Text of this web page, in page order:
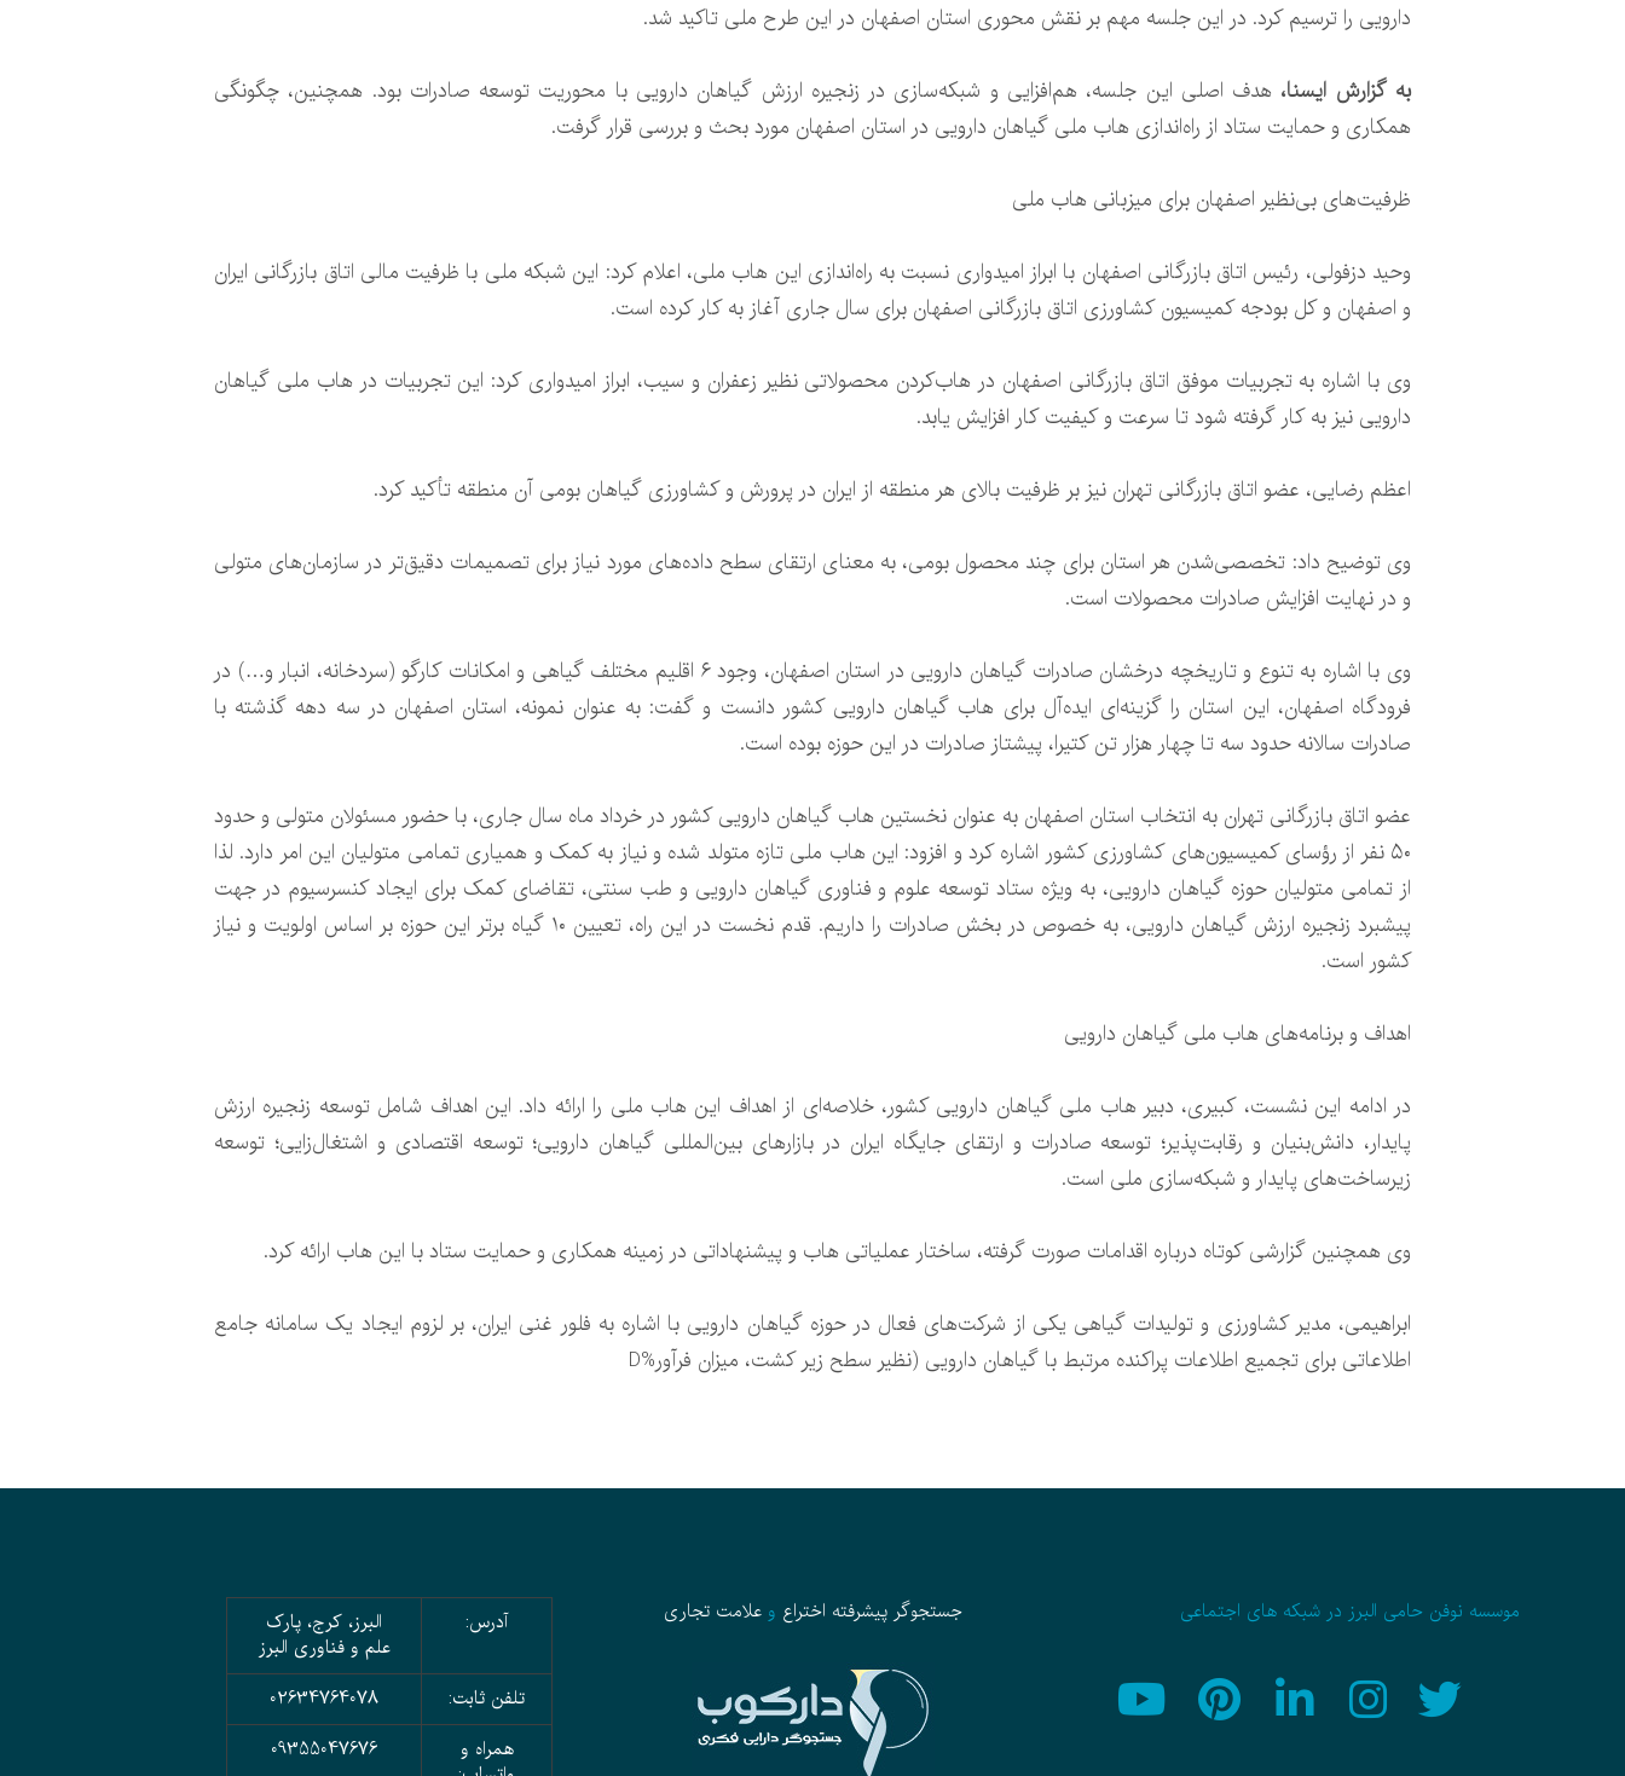
دارویی را ترسیم کرد. در این جلسه مهم بر نقش محوری استان اصفهان در این طرح ملی تاکید شد.
به گزارش ایسنا، هدف اصلی این جلسه، هم‌افزایی و شبکه‌سازی در زنجیره ارزش گیاهان دارویی با محوریت توسعه صادرات بود. همچنین، چگونگی
همکاری و حمایت ستاد از راه‌اندازی هاب ملی گیاهان دارویی در استان اصفهان مورد بحث و بررسی قرار گرفت.
ظرفیت‌های بی‌نظیر اصفهان برای میزبانی هاب ملی
وحید دزفولی، رئیس اتاق بازرگانی اصفهان با ابراز امیدواری نسبت به راه‌اندازی این هاب ملی، اعلام کرد: این شبکه ملی با ظرفیت مالی اتاق بازرگانی ایران
و اصفهان و کل بودجه کمیسیون کشاورزی اتاق بازرگانی اصفهان برای سال جاری آغاز به کار کرده است.
وی با اشاره به تجربیات موفق اتاق بازرگانی اصفهان در هاب‌کردن محصولاتی نظیر زعفران و سیب، ابراز امیدواری کرد: این تجربیات در هاب ملی گیاهان
دارویی نیز به کار گرفته شود تا سرعت و کیفیت کار افزایش یابد.
اعظم رضایی، عضو اتاق بازرگانی تهران نیز بر ظرفیت بالای هر منطقه از ایران در پرورش و کشاورزی گیاهان بومی آن منطقه تأکید کرد.
وی توضیح داد: تخصصی‌شدن هر استان برای چند محصول بومی، به معنای ارتقای سطح داده‌های مورد نیاز برای تصمیمات دقیق‌تر در سازمان‌های متولی
و در نهایت افزایش صادرات محصولات است.
وی با اشاره به تنوع و تاریخچه درخشان صادرات گیاهان دارویی در استان اصفهان، وجود ۶ اقلیم مختلف گیاهی و امکانات کارگو (سردخانه، انبار و…) در
فرودگاه اصفهان، این استان را گزینه‌ای ایده‌آل برای هاب گیاهان دارویی کشور دانست و گفت: به عنوان نمونه، استان اصفهان در سه دهه گذشته با
صادرات سالانه حدود سه تا چهار هزار تن کتیرا، پیشتاز صادرات در این حوزه بوده است.
عضو اتاق بازرگانی تهران به انتخاب استان اصفهان به عنوان نخستین هاب گیاهان دارویی کشور در خرداد ماه سال جاری، با حضور مسئولان متولی و حدود
۵۰ نفر از رؤسای کمیسیون‌های کشاورزی کشور اشاره کرد و افزود: این هاب ملی تازه متولد شده و نیاز به کمک و همیاری تمامی متولیان این امر دارد. لذا
از تمامی متولیان حوزه گیاهان دارویی، به ویژه ستاد توسعه علوم و فناوری گیاهان دارویی و طب سنتی، تقاضای کمک برای ایجاد کنسرسیوم در جهت
پیشبرد زنجیره ارزش گیاهان دارویی، به خصوص در بخش صادرات را داریم. قدم نخست در این راه، تعیین ۱۰ گیاه برتر این حوزه بر اساس اولویت و نیاز
کشور است.
اهداف و برنامه‌های هاب ملی گیاهان دارویی
در ادامه این نشست، کبیری، دبیر هاب ملی گیاهان دارویی کشور، خلاصه‌ای از اهداف این هاب ملی را ارائه داد. این اهداف شامل توسعه زنجیره ارزش
پایدار، دانش‌بنیان و رقابت‌پذیر؛ توسعه صادرات و ارتقای جایگاه ایران در بازارهای بین‌المللی گیاهان دارویی؛ توسعه اقتصادی و اشتغال‌زایی؛ توسعه
زیرساخت‌های پایدار و شبکه‌سازی ملی است.
وی همچنین گزارشی کوتاه درباره اقدامات صورت گرفته، ساختار عملیاتی هاب و پیشنهاداتی در زمینه همکاری و حمایت ستاد با این هاب ارائه کرد.
ابراهیمی، مدیر کشاورزی و تولیدات گیاهی یکی از شرکت‌های فعال در حوزه گیاهان دارویی با اشاره به فلور غنی ایران، بر لزوم ایجاد یک سامانه جامع
اطلاعاتی برای تجمیع اطلاعات پراکنده مرتبط با گیاهان دارویی (نظیر سطح زیر کشت، میزان فرآور%D
موسسه نوفن حامی البرز در شبکه های اجتماعی جستجوگر پیشرفته اختراع وعلامت تجاری آدرس:
البرز، کرج، پارک
علم و فناوری البرز
تلفن ثابت:
02634764078
همراه و
09355047676